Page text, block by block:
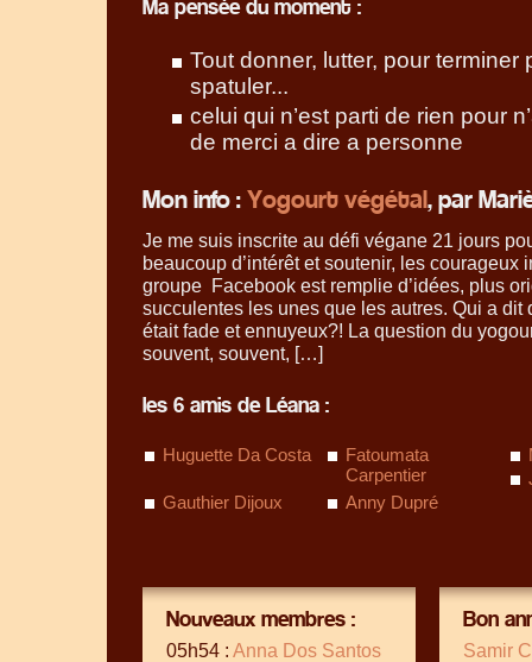
Ma pensée du moment :
Tout donner, lutter, pour terminer
spatuler...
celui qui n’est parti de rien pour
de merci a dire a personne
Mon info :Yogourt végétal, par
Je me suis inscrite au défi végane 21 jours
beaucoup d’intérêt et soutenir, les courageux
groupe Facebook est remplie d’idées, plus
succulentes les unes que les autres. Qui a dit
était fade et ennuyeux?! La question du
souvent, souvent, […]
les 6 amis de Léana :
Huguette Da Costa
Fatoumata
Carpentier
Gauthier Dijoux
Anny Dupré
Nouveaux membres :
05h54 : Anna Dos Santos
Bon
Samir